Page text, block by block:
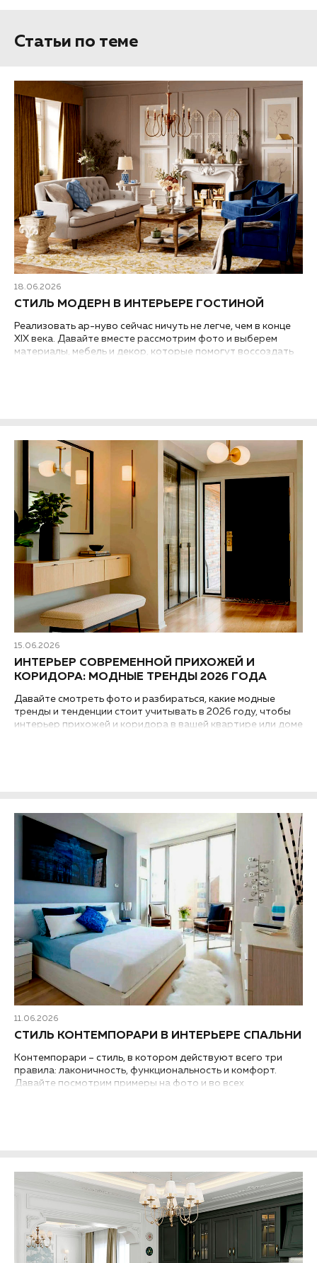
Статьи по теме
18.06.2026
СТИЛЬ МОДЕРН В ИНТЕРЬЕРЕ ГОСТИНОЙ
Реализовать ар-нуво сейчас ничуть не легче, чем в конце
XIX века. Давайте вместе рассмотрим фото и выберем
материалы, мебель и декор, которые помогут воссоздать
15.06.2026
ИНТЕРЬЕР СОВРЕМЕННОЙ ПРИХОЖЕЙ И
КОРИДОРА: МОДНЫЕ ТРЕНДЫ 2026 ГОДА
Давайте смотреть фото и разбираться, какие модные
тренды и тенденции стоит учитывать в 2026 году, чтобы
интерьер прихожей и коридора в вашей квартире или доме
11.06.2026
СТИЛЬ КОНТЕМПОРАРИ В ИНТЕРЬЕРЕ СПАЛЬНИ
Контемпорари – стиль, в котором действуют всего три
правила: лаконичность, функциональность и комфорт.
Давайте посмотрим примеры на фото и во всех